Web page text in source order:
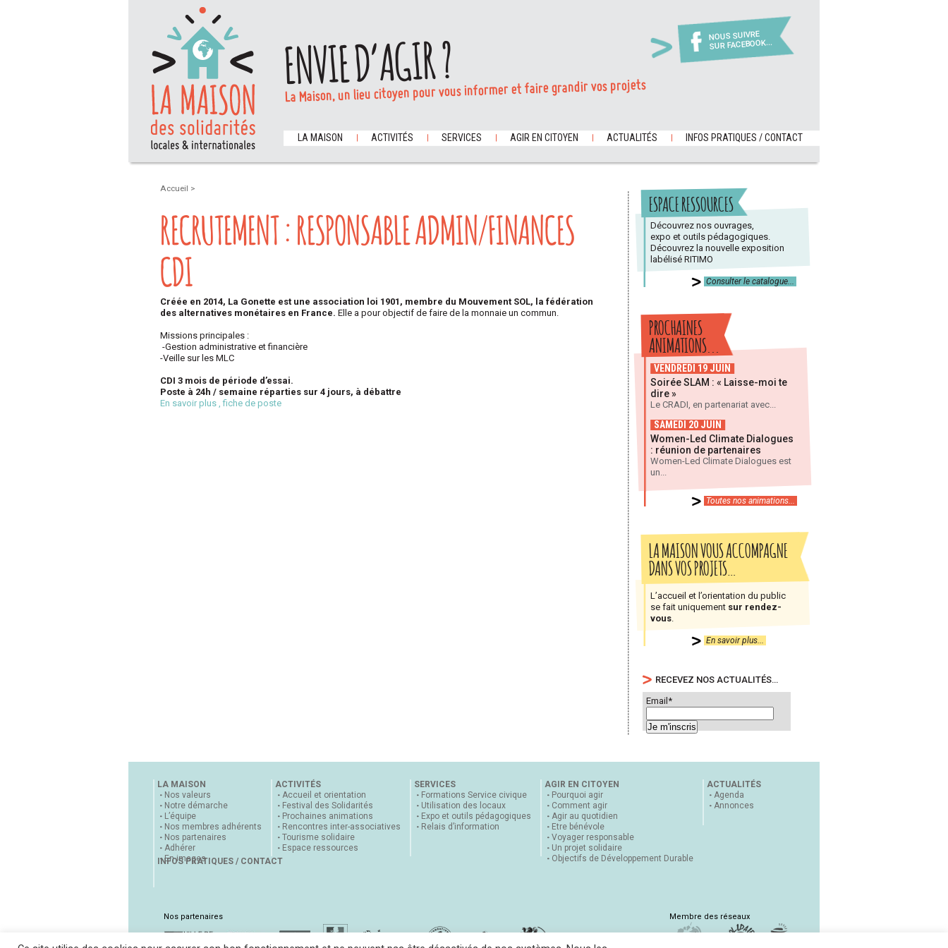
NOUS SUIVRE
SUR FACEBOOK...
ENVIE D’AGIR ?
La Maison, un lieu citoyen pour vous informer et faire grandir vos projets
LA MAISON ACTIVITÉS SERVICES AGIR EN CITOYEN ACTUALITÉS INFOS PRATIQUES / CONTACT
Accueil >
RECRUTEMENT : RESPONSABLE ADMIN/FINANCES
CDI
Créée en 2014, La Gonette est une association loi 1901, membre du Mouvement SOL, la fédération
des alternatives monétaires en France. Elle a pour objectif de faire de la monnaie un commun.
Missions principales :
-Gestion administrative et financière
-Veille sur les MLC
CDI 3 mois de période d’essai.
Poste à 24h / semaine réparties sur 4 jours, à débattre
En savoir plus , fiche de poste
ESPACE RESSOURCES
Découvrez nos ouvrages,
expo et outils pédagogiques.
Découvrez la nouvelle exposition
labélisé RITIMO
Consulter le catalogue...
PROCHAINES
ANIMATIONS...
VENDREDI 19 JUIN
Soirée SLAM : « Laisse-moi te
dire »
Le CRADI, en partenariat avec...
SAMEDI 20 JUIN
Women-Led Climate Dialogues
: réunion de partenaires
Women-Led Climate Dialogues est
un...
Toutes nos animations...
LA MAISON VOUS ACCOMPAGNE
DANS VOS PROJETS…
L’accueil et l’orientation du public
se fait uniquement sur rendez-
vous
En savoir plus...
RECEVEZ NOS ACTUALITÉS…
Email*
LA MAISON
Nos valeurs
Notre démarche
L’équipe
Nos membres adhérents
Nos partenaires
Adhérer
En images
ACTIVITÉS
Accueil et orientation
Festival des Solidarités
Prochaines animations
Rencontres inter-associatives
Tourisme solidaire
Espace ressources
SERVICES
Formations Service civique
Utilisation des locaux
Expo et outils pédagogiques
Relais d’information
AGIR EN CITOYEN
Pourquoi agir
Comment agir
Agir au quotidien
Etre bénévole
Voyager responsable
Un projet solidaire
Objectifs de Développement Durable
ACTUALITÉS
Agenda
Annonces
INFOS PRATIQUES / CONTACT
Nos partenaires Membre des réseaux